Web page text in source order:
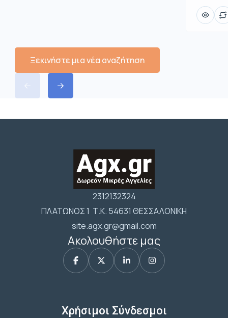
Ξεκινήστε μια νέα αναζήτηση
2312132324
ΠΛΑΤΩΝΟΣ 1 Τ.Κ. 54631 ΘΕΣΣΑΛΟΝΙΚΗ
site.agx.gr@gmail.com
Ακολουθήστε μας
Χρήσιμοι Σύνδεσμοι